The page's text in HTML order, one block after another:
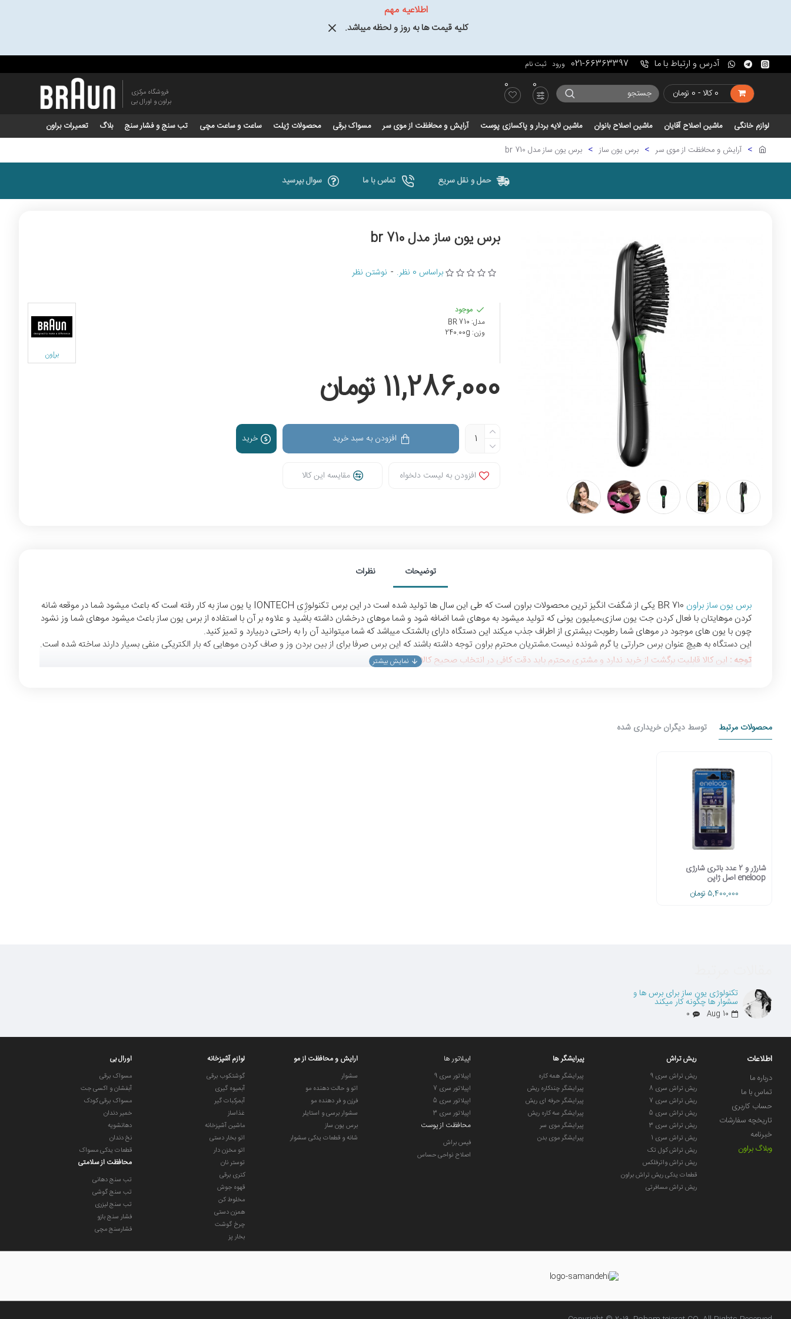
اطلاعیه مهم
کلیه قیمت ها به روز و لحظه میباشد.
آدرس و ارتباط با ما 021-66363397 ورود ثبت نام
فروشگاه مرکزی
براون و اورال بی
0 0
0 کالا - 0 تومان
لوازم خانگی ماشین اصلاح آقایان ماشین اصلاح بانوان ماشین لایه بردار و پاکسازی پوست آرایش و محافظت از موی سر مسواک برقی محصولات ژیلت ساعت و ساعت مچی تب سنج و فشار سنج بلاگ
تعمیرات براون
آرایش و محافظت از موی سر
برس یون ساز برس یون ساز مدل br 710
حمل و نقل سریع تماس با ما سوال بپرسید
برس یون ساز مدل br 710
موجود
مدل: BR 710
وزن: 240.00g
براون
براساس 0 نظر. - نوشتن نظر
11,286,000 تومان
افزودن به سبد خرید خرید
افزودن به لیست دلخواه مقایسه این کالا
توضیحات نظرات
برس یون ساز براون
BR 710 یکی از شگفت انگیز ترین محصولات براون است که طی این سال ها تولید شده است در این برس تکنولوژِی IONTECH یا یون ساز به کار رفته است که باعث میشود شما در موقعه شانه
کردن موهایتان با فعال کردن جت یون سازی،میلیون یونی که تولید میشود به موهای شما اضافه شود و شما موهای درخشان داشته باشید و علاوه بر آن با استفاده از برس یون ساز باعث میشود موهای شما وز نشود
چون با یون های موجود در موهای شما رطوبت بیشتری از اطراف جذب میکند این دستگاه دارای بالشتک میباشد که شما میتوانید آن را به راحتی دربیارد و تمیز کنید.
این دستگاه به هیچ عنوان برس حرارتی یا گرم شونده نیست.مشتریان محترم براون توجه داشته باشند که این برس صرفا برای از بین بردن وز و صاف کردن موهایی که بار الکتریکی منفی بسیار دارند ساخته شده است.
توجه : این کالا قابلیت برگشت از خرید ندارد و مشتری محترم باید دقت کافی در انتخاب صحیح کالا داشته باشد.
محصولات مرتبط توسط دیگران خریداری شده
شارژر و 2 عدد باتری شارژی
eneloop اصل ژاپن
5,400,000 تومان
تکنولوژی یون ساز برای برس ها و
سشوار ها چگونه کار میکند
10
Aug
0
اطلاعات
درباره ما
تماس با ما
حساب کاربری
تاریخچه سفارشات
خبرنامه
وبلاگ براون
ریش تراش
ریش تراش سری 9
ریش تراش سری 8
ریش تراش سری 7
ریش تراش سری 5
ریش تراش سری 3
ریش تراش سری 1
ریش تراش کول تک
ریش تراش واترفلکس
قطعات یدکی ریش تراش براون
ریش تراش مسافرتی
پیرایشگر ها
پیرایشگر همه کاره
پیرایشگر چندکاره ریش
پیرایشگر حرفه ای ریش
پیرایشگر سه کاره ریش
پیرایشگر موی سر
پیرایشگر موی بدن
اپیلاتور ها
اپیلاتور سری 9
اپیلاتور سری 7
اپیلاتور سری 5
اپیلاتور سری 3
محافظت از پوست
فیس براش
اصلاح نواحی حساس
ارایش و محافظت از مو
سشوار
اتو و حالت دهنده مو
فرزن و فر دهنده مو
سشوار برسی و استایلر
برس یون ساز
شانه و قطعات یدکی سشوار
لوازم آشپزخانه
گوشتکوب برقی
آبمیوه گیری
آبمرکبات گیر
غذاساز
ماشین آشپزخانه
اتو بخار دستی
اتو مخزن دار
توستر نان
کتری برقی
قهوه جوش
مخلوط کن
همزن دستی
چرخ گوشت
بخار پز
اورال بی
مسواک برقی
آبفشان و اکسی جت
مسواک برقی کودک
خمیر دندان
دهانشویه
نخ دندان
قطعات یدکی مسواک
محافظت از سلامتی
تب سنج دهانی
تب سنج گوشی
تب سنج لیزری
فشار سنج بازو
فشارسنج مچی